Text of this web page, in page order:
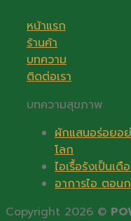
หน้าแรก
ร้านค้า
บทความ
ติดต่อเรา
บทความสุขภาพ
ผักแสนอร่อยอ
โลก
ไอเรื้อรังเป็นเดื
อาการไอ ตอน
Copyright 2026 ©